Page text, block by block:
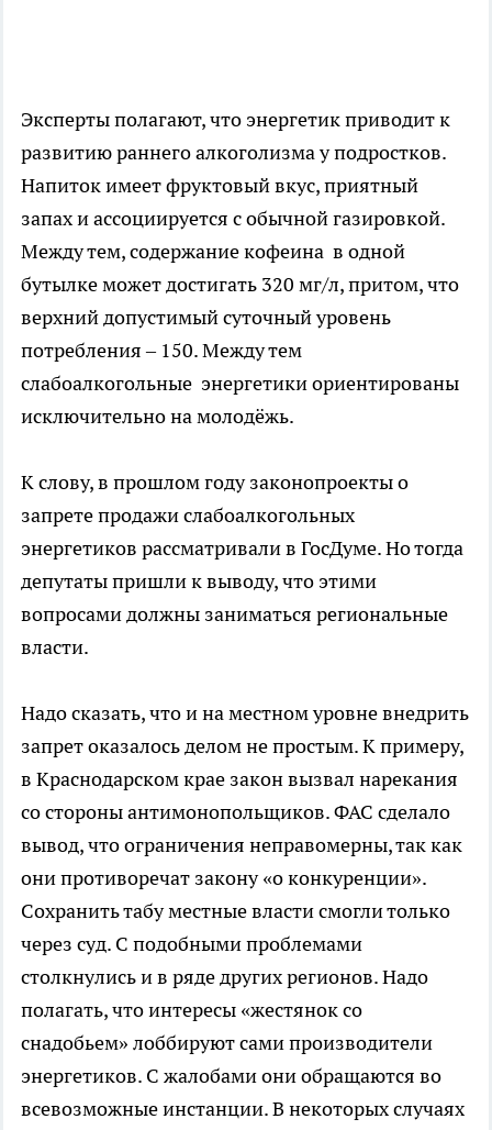
Эксперты полагают, что энергетик приводит к
развитию раннего алкоголизма у подростков.
Напиток имеет фруктовый вкус, приятный
запах и ассоциируется с обычной газировкой.
Между тем, содержание кофеина в одной
бутылке может достигать 320 мг/л, притом, что
верхний допустимый суточный уровень
потребления – 150. Между тем
слабоалкогольные энергетики ориентированы
исключительно на молодёжь.
К слову, в прошлом году законопроекты о
запрете продажи слабоалкогольных
энергетиков рассматривали в ГосДуме. Но тогда
депутаты пришли к выводу, что этими
вопросами должны заниматься региональные
власти.
Надо сказать, что и на местном уровне внедрить
запрет оказалось делом не простым. К примеру,
в Краснодарском крае закон вызвал нарекания
со стороны антимонопольщиков. ФАС сделало
вывод, что ограничения неправомерны, так как
они противоречат закону «о конкуренции».
Сохранить табу местные власти смогли только
через суд. С подобными проблемами
столкнулись и в ряде других регионов. Надо
полагать, что интересы «жестянок со
снадобьем» лоббируют сами производители
энергетиков. С жалобами они обращаются во
всевозможные инстанции. В некоторых случаях